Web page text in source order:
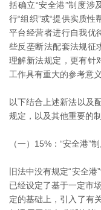
括确立“安全港”制度涉
行“组织”或“提供实质
平台经营者进行自我优
些反垄断法配套法规征
理解新法规定，更有针
工作具有重大的参考意义
以下结合上述新法以及
规定，以及其他重要的
（一）15%：“安全港”
旧法中没有规定“安全
已经设定了基于一定市
定的基础上，引入了有